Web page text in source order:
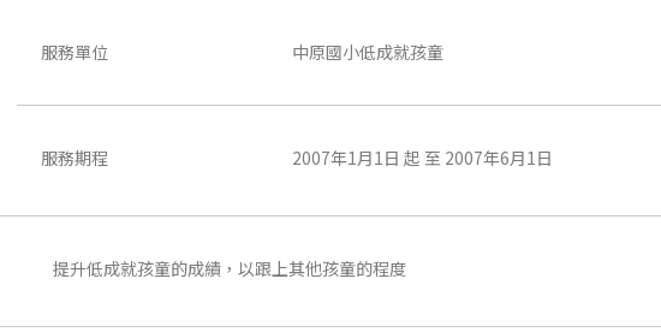
服務單位 中原國小低成就孩童
服務期程 2007年1月1日 起 至 2007年6月1日
提升低成就孩童的成績，以跟上其他孩童的程度